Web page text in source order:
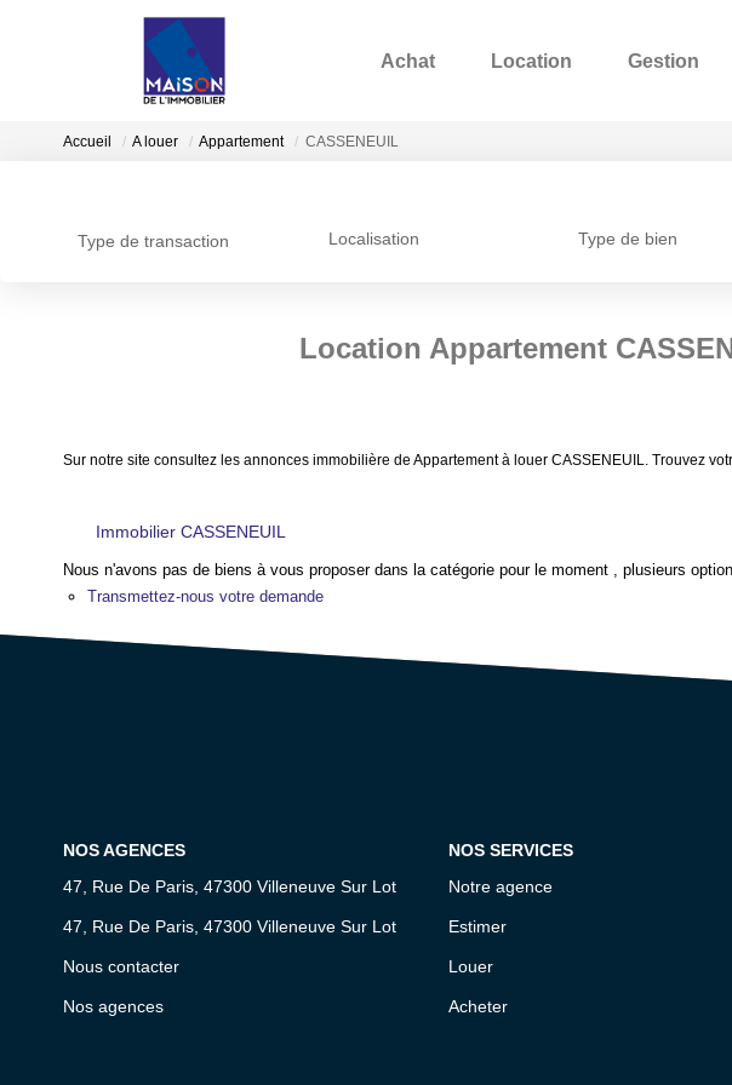
Achat Location Gestion
Accueil A louer Appartement CASSENEUIL
Type de transaction Localisation Type de bien
Location Appartement
Sur notre site consultez les annonces immobilière de Appartement à louer CASSENEUIL. Trouvez
Immobilier CASSENEUIL
Nous n'avons pas de biens à vous proposer dans la catégorie pour le moment , plusieurs
Transmettez-nous votre demande
NOS AGENCES
47, Rue De Paris, 47300 Villeneuve Sur Lot
47, Rue De Paris, 47300 Villeneuve Sur Lot
Nous contacter
Nos agences
NOS SERVICES
Notre agence
Estimer
Louer
Acheter